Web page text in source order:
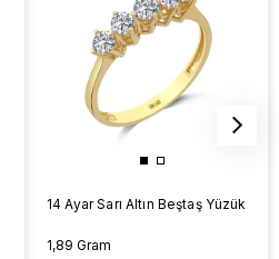
14 Ayar Sarı Altın Beştaş Yüzük
1,89 Gram